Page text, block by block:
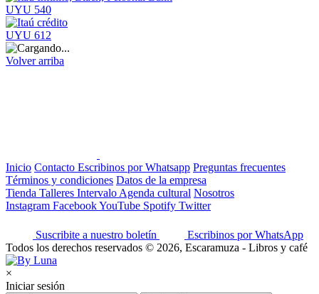
UYU 540
UYU 612
Volver arriba
Inicio Contacto Escribinos por Whatsapp Preguntas frecuentes
Términos y condiciones Datos de la empresa
Tienda Talleres Intervalo Agenda cultural Nosotros
Instagram FacebookYouTube Spotify Twitter
Suscribite a nuestro boletín
Escribinos por WhatsApp
Todos los derechos reservados © 2026, Escaramuza - Libros y café
×
Iniciar sesión